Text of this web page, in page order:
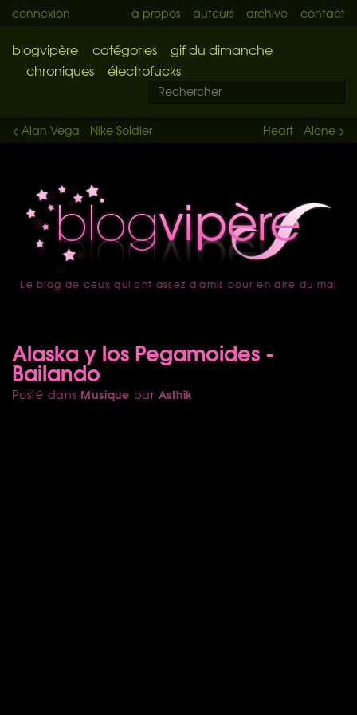
connexion à propos auteurs archive contact
blogvipère catégories
gif du dimanche
chroniques
électrofucks
Heart - Alone >
< Alan Vega - Nike Soldier
accueil
Le blog de ceux qui ont assez d'amis pour en dire du mal
Alaska y los Pegamoides -
Bailando
Posté dans Musique par Asthik